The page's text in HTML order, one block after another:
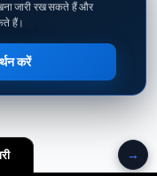
गए थे।
→
जारी रख सकते हैं और
हैं।
करें